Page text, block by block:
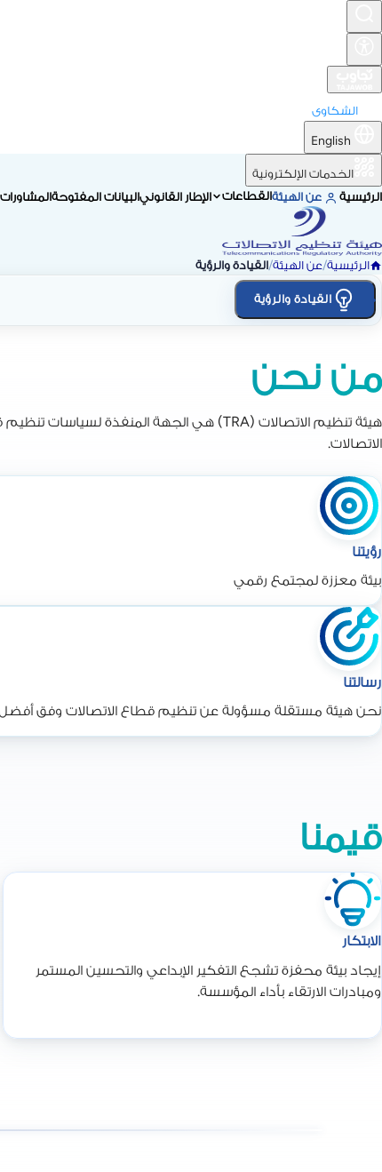
الشكاوى
الخدمات الإلكترونية
الرئيسية
عن الهيئةالقطاعات الإطار القانونيالبيانات المفتوحة
الرئيسية/عن الهيئة/القيادة والرؤية
القيادة والرؤية
من نحن
الاتصالات.
رؤيتنا
بيئة معززة لمجتمع رقمي
رسالتنا
نحن هيئة مستقلة مسؤولة عن تنظيم قطاع الاتصالات وفق أفضل
قيمنا
الابتكار
إيجاد بيئة محفزة تشجع التفكير الإبداعي والتحسين المستمر
ومبادرات الارتقاء بأداء المؤسسة.